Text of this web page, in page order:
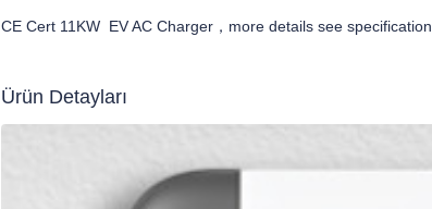
CE Cert 11KW EV AC Charger，more details see specification.
Ürün Detayları